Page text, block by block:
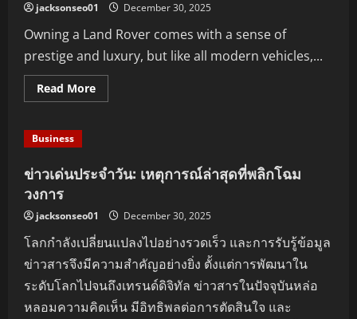
jacksonseo01 December 30, 2025
Owning a Land Rover comes with a sense of
prestige and luxury, but like all modern vehicles,...
Read MoreRead
more
Key
Replacement:
You
Need
to
Know
Business
ข่าวเด่นประจำวัน: เหตุการณ์ล่าสุดที่พลิกโฉม
วงการ
jacksonseo01 December 30, 2025
โลกกำลังเปลี่ยนแปลงไปอย่างรวดเร็ว และการรับรู้ข้อมูล
ข่าวสารจึงมีความสำคัญอย่างยิ่ง ตั้งแต่การพัฒนาใน
ระดับโลกไปจนถึงเทรนด์ดิจิทัล ข่าวสารในปัจจุบันหล่อ
หลอมความคิดเห็น มีอิทธิพลต่อการตัดสินใจ และ